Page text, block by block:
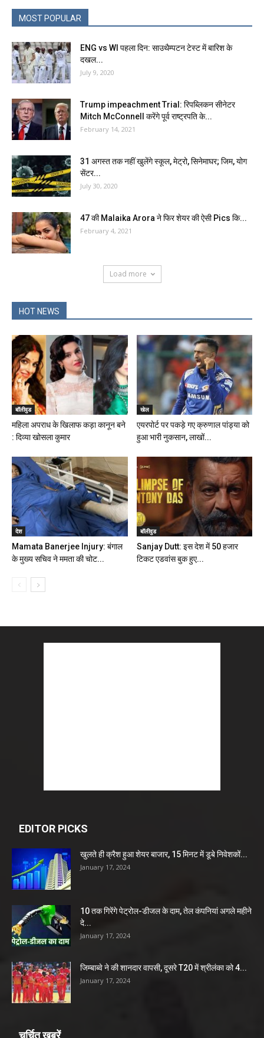
MOST POPULAR
ENG vs WI पहला दिन: साउथैम्पटन टेस्ट में बारिश के
दखल...
July 9, 2020
Trump impeachment Trial: रिपब्लिकन सीनेटर
Mitch McConnell करेंगे पूर्व राष्ट्रपति के...
February 14, 2021
31 अगस्त तक नहीं खुलेंगे स्कूल, मेट्रो, सिनेमाघर; जिम, योग
सेंटर...
July 30, 2020
47 की Malaika Arora ने फिर शेयर की ऐसी Pics कि...
February 4, 2021
Load more
HOT NEWS
बॉलीवुड
महिला अपराध के खिलाफ कड़ा कानून बने
: दिव्या खोसला कुमार
खेल
एयरपोर्ट पर पकड़े गए क्रुणाल पांड्या को
हुआ भारी नुकसान, लाखों...
देश
Mamata Banerjee Injury: बंगाल
के मुख्य सचिव ने ममता की चोट...
बॉलीवुड
Sanjay Dutt: इस देश में 50 हजार
टिकट एडवांस बुक हुए...
EDITOR PICKS
खुलते ही क्रैश हुआ शेयर बाजार, 15 मिनट में डूबे निवेशकों...
January 17, 2024
10 तक गिरेंगे पेट्रोल-डीजल के दाम, तेल कंपनियां अगले महीने
दे...
January 17, 2024
जिम्बाब्वे ने की शानदार वापसी, दूसरे T20 में श्रीलंका को 4...
January 17, 2024
चर्चित खबरें